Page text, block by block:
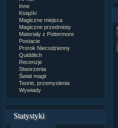
Inne
Książki
Magiczne miejsca
Magiczne przedmioty
Materiały z Pottermore
Postacie
Prorok Niecodzienny
Quidditch
Recenzje
Stworzenia
Świat magii
Teorie, przemyslenia
Wywiady
Statystyki